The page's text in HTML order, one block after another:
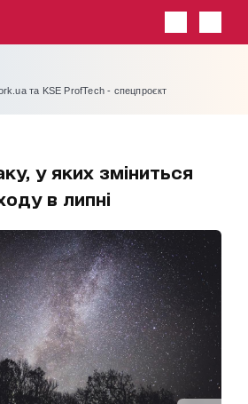
та KSE ProfTech - спецпроєкт
у яких зміниться
в липні